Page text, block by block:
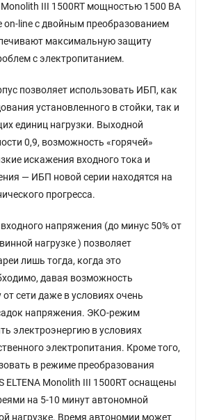
Monolith III 1500RT мощностью 1500 ВА
on-line с двойным преобразованием
максимальную защиту
с электропитанием.
позволяет использовать ИБП, как
установленного в стойки, так и
единиц нагрузки. Выходной
0,9, возможность «горячей»
искажения входного тока и
— ИБП новой серии находятся на
прогресса.
напряжения (до минус 50% от
нагрузке ) позволяет
лишь тогда, когда это
давая возможность
сети даже в условиях очень
напряжения. ЭКО-режим
электроэнергию в условиях
электропитания. Кроме того,
в режиме преобразования
ELTENA Monolith III 1500RT оснащены
на 5-10 минут автономной
нагрузке. Время автономии может